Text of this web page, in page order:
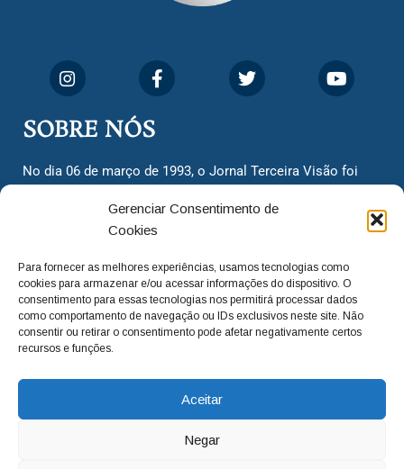
Gerenciar Consentimento de
Cookies
Para fornecer as melhores experiências, usamos tecnologias como
cookies para armazenar e/ou acessar informações do dispositivo. O
consentimento para essas tecnologias nos permitirá processar dados
como comportamento de navegação ou IDs exclusivos neste site. Não
consentir ou retirar o consentimento pode afetar negativamente certos
recursos e funções.
Aceitar
Negar
SOBRE NÓS
No dia 06 de março de 1993, o Jornal Terceira Visão foi
cidadãos valinhenses, já que naquela época só existiam
dois jornais. Há mais de 30 anos, o jornal continua
com o foco de trazer as melhores notícias. Nunca
deixamos de lado as necessidades do cidadão, sempre
questionando os órgãos públicos em busca de melhorias
para a cidade e sempre cobrando resoluções para casos
adm@jtv.com.br
(19) 3929-6225